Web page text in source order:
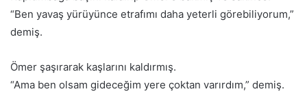
“Ben yavaş yürüyünce etrafımı daha yeterli görebiliyorum,”
demiş.
Ömer şaşırarak kaşlarını kaldırmış.
“Ama ben olsam gideceğim yere çoktan varırdım,” demiş.